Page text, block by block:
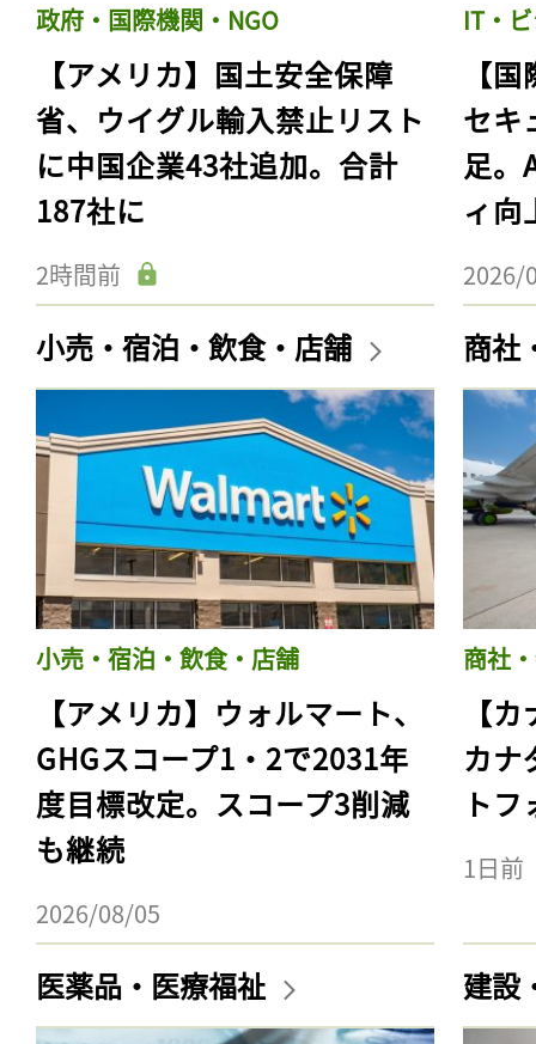
政府・国際機関・NGO
【アメリカ】国土安全保障
省、ウイグル輸入禁止リスト
に中国企業43社追加。合計
187社に
2時間前
IT・
【
セキ
足。
ィ向
2026/
小売・宿泊・飲食・店舗
小売・宿泊・飲食・店舗
【アメリカ】ウォルマート、
GHGスコープ1・2で2031年
度目標改定。スコープ3削減
も継続
2026/08/05
商社
商社
【
カナ
ト
1日前
医薬品・医療福祉 建設